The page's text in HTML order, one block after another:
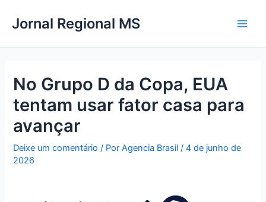
para
conteúdo
Jornal Regional MS
No Grupo D da Copa, EUA
tentam usar fator casa para
avançar
Deixe um comentário / PorAgencia Brasil/4 de junho de
2026